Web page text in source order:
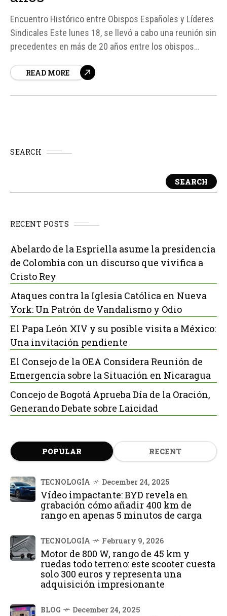
Encuentro Histórico entre Obispos Españoles y Líderes
Sindicales Este lunes 18, se llevó a cabo una reunión sin
precedentes en más de 20 años entre los obispos
Unión General de Trabajadores (UGT) y Comisiones
READ MORE
SEARCH
SEARCH
RECENT POSTS
Abelardo de la Espriella asume la presidencia
de Colombia con un discurso que vivifica a
Cristo Rey
Ataques contra la Iglesia Católica en Nueva
York: Un Patrón de Vandalismo y Odio
El Papa León XIV y su posible visita a México:
Una invitación pendiente
El Consejo de la OEA Considera Reunión de
Emergencia sobre la Situación en Nicaragua
Concejo de Bogotá Aprueba Día de la Oración,
Generando Debate sobre Laicidad
POPULAR RECENT
TECNOLOGÍA December 24, 2025
Vídeo impactante: BYD revela en
grabación cómo añadir 400 km de
rango en apenas 5 minutos de carga
TECNOLOGÍA February 9, 2026
Motor de 800 W, rango de 45 km y
ruedas todo terreno: este scooter cuesta
solo 300 euros y representa una
adquisición impresionante
BLOG December 24, 2025